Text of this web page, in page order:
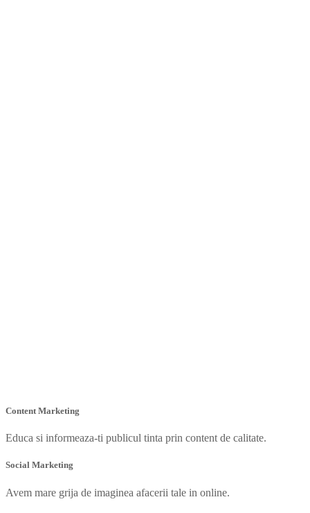
Content Marketing
Educa si informeaza-ti publicul tinta prin content de calitate.
Social Marketing
Avem mare grija de imaginea afacerii tale in online.